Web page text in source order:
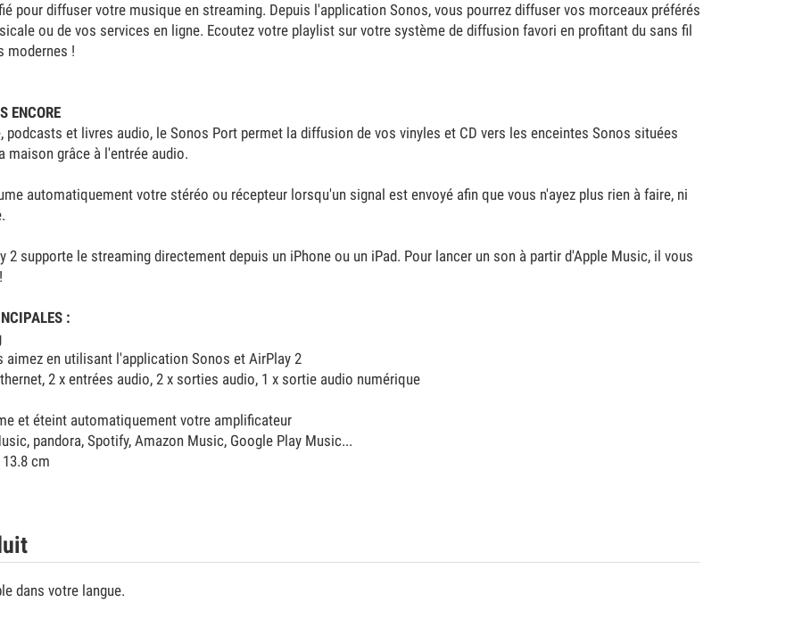
pour diffuser votre musique en streaming. Depuis l'application Sonos, vous pourrez diffuser vos morceaux préférés
ou de vos services en ligne. Ecoutez votre playlist sur votre système de diffusion favori en profitant du sans fil
modernes !
ENCORE
podcasts et livres audio, le Sonos Port permet la diffusion de vos vinyles et CD vers les enceintes Sonos situées
maison grâce à l'entrée audio.
automatiquement votre stéréo ou récepteur lorsqu'un signal est envoyé afin que vous n'ayez plus rien à faire, ni
2 supporte le streaming directement depuis un iPhone ou un iPad. Pour lancer un son à partir d'Apple Music, il vous
:
aimez en utilisant l'application Sonos et AirPlay 2
2 x entrées audio, 2 x sorties audio, 1 x sortie audio numérique
et éteint automatiquement votre amplificateur
pandora, Spotify, Amazon Music, Google Play Music...
cm
dans votre langue.